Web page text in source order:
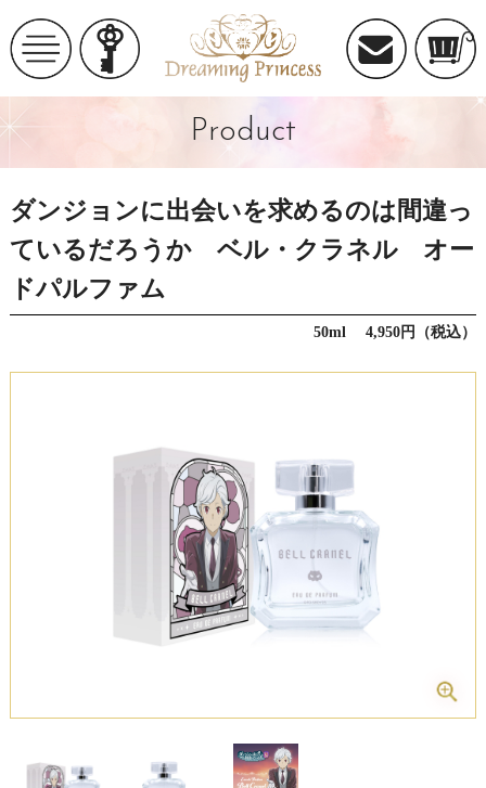
Product
ダンジョンに出会いを求めるのは間違っ
ているだろうか ベル・クラネル オー
ドパルファム
50ml 4,950円（税込）